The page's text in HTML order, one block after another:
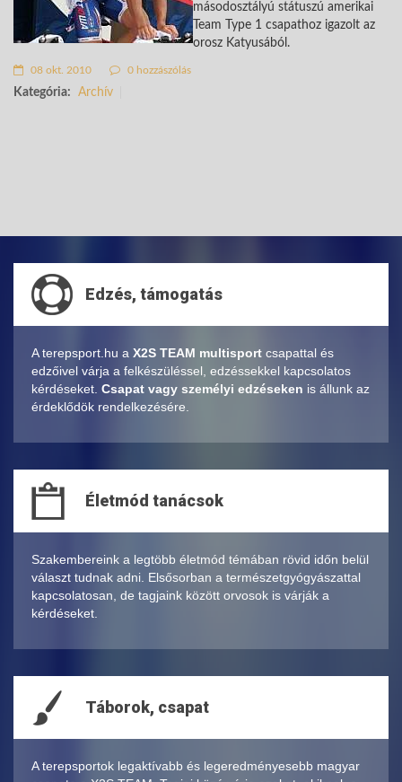
másodosztályú státuszú amerikai
Team Type 1 csapathoz igazolt az
orosz Katyusából.
08 okt. 2010 0 hozzászólás
Kategória: Archív
Edzés, támogatás
A terepsport.hu a X2S TEAM multisport csapattal és
edzőivel várja a felkészüléssel, edzéssekkel kapcsolatos
kérdéseket. Csapat vagy személyi edzéseken is állunk az
érdeklődök rendelkezésére.
Életmód tanácsok
Szakembereink a legtöbb életmód témában rövid időn belül
választ tudnak adni. Elsősorban a természetgyógyászattal
kapcsolatosan, de tagjaink között orvosok is várják a
kérdéseket.
Táborok, csapat
A terepsportok legaktívabb és legeredményesebb magyar